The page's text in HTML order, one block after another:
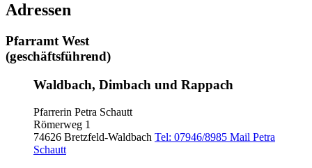
Adressen
Pfarramt West
(geschäftsführend)
Waldbach, Dimbach und Rappach
Pfarrerin Petra Schautt
Römerweg 1
74626 Bretzfeld-Waldbach Tel: 07946/8985 Mail Petra
Schautt